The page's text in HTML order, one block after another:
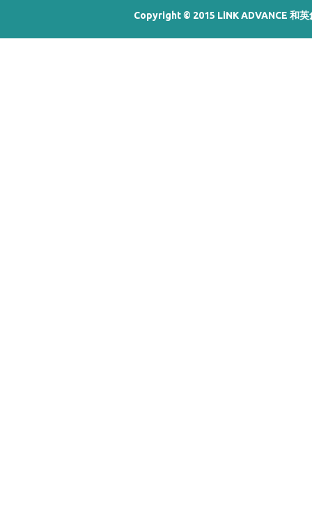
Copyright © 2015 LiNK ADVANCE 和